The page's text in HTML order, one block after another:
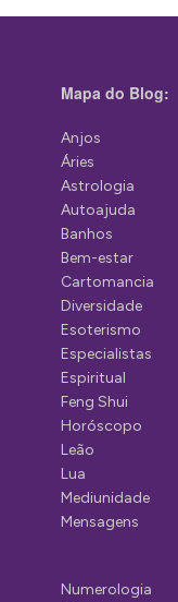
Mapa do Blog:
Anjos
Áries
Astrologia
Autoajuda
Banhos
Bem-estar
Cartomancia
Diversidade
Esoterismo
Especialistas
Espiritual
Feng Shui
Horóscopo
Leão
Lua
Mediunidade
Mensagens
Numerologia